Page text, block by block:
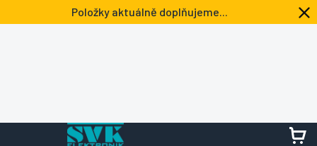
na
Položky aktuálně doplňujeme...